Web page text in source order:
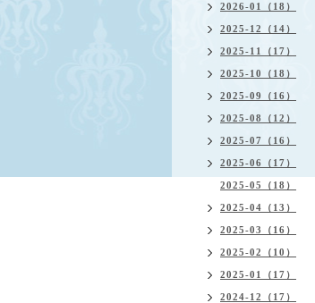
2026-01（18）
2025-12（14）
2025-11（17）
2025-10（18）
2025-09（16）
2025-08（12）
2025-07（16）
2025-06（17）
2025-05（18）
2025-04（13）
2025-03（16）
2025-02（10）
2025-01（17）
2024-12（17）